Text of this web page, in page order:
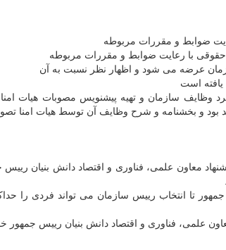
ضوابط و مقررات مربوطه
با رعایت ضوابط و مقررات مربوطه
عرضه می شود و اظهار نظر نسبت به آن
یافته است
وظایف سازمان و تهیه پیشنویس مصوبات هیات
بود و بخشنامه و شرح وظایف آن توسط هیات امنا
معاون علمی، فناوری و اقتصاد دانش بنیان رییس
جمهور تا انتخاب رییس سازمان می تواند فردی را